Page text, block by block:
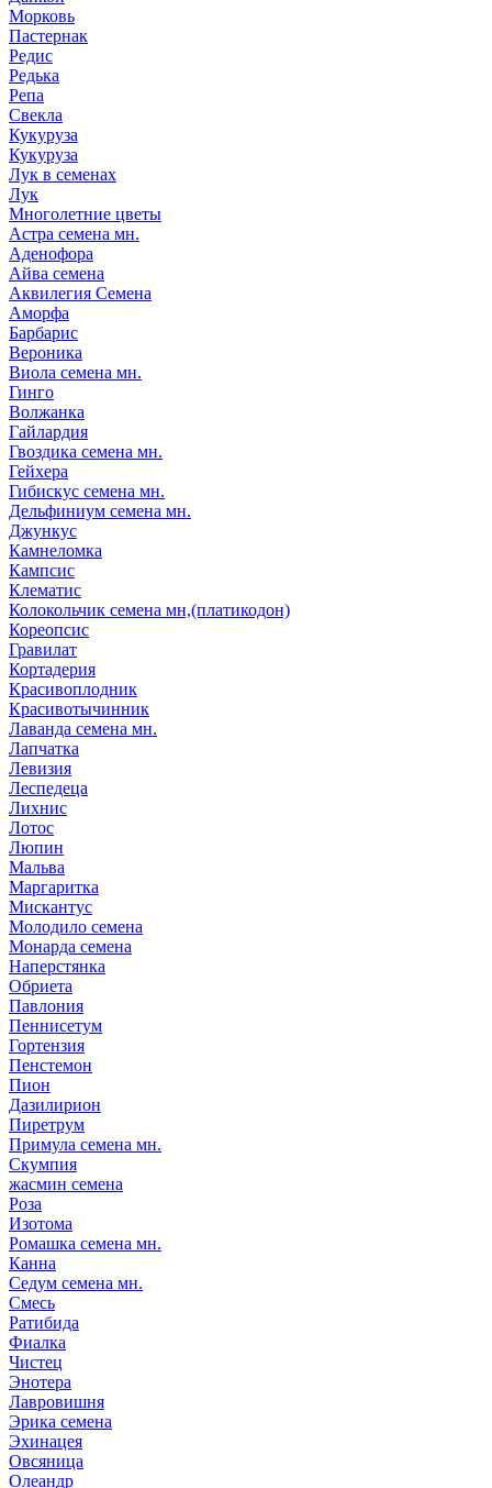
Морковь
Пастернак
Редис
Редька
Репа
Свекла
Кукуруза
Кукуруза
Лук в семенах
Лук
Многолетние цветы
Астра семена мн.
Аденофора
Айва семена
Аквилегия Семена
Аморфа
Барбарис
Вероника
Виола семена мн.
Гинго
Волжанка
Гайлардия
Гвоздика семена мн.
Гейхера
Гибискус семена мн.
Дельфиниум семена мн.
Джункус
Камнеломка
Кампсис
Клематис
Колокольчик семена мн,(платикодон)
Кореопсис
Гравилат
Кортадерия
Красивоплодник
Красивотычинник
Лаванда семена мн.
Лапчатка
Левизия
Леспедеца
Лихнис
Лотос
Люпин
Мальва
Маргаритка
Мискантус
Молодило семена
Монарда семена
Наперстянка
Обриета
Павлония
Пеннисетум
Гортензия
Пенстемон
Пион
Дазилирион
Пиретрум
Примула семена мн.
Скумпия
жасмин семена
Роза
Изотома
Ромашка семена мн.
Канна
Седум семена мн.
Смесь
Ратибида
Фиалка
Чистец
Энотера
Лавровишня
Эрика семена
Эхинацея
Овсяница
Олеандр